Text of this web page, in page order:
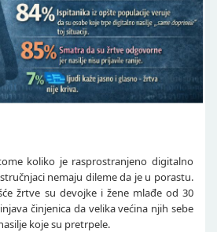
koliko je rasprostranjeno digitalno
nemaju dileme da je u porastu.
žrtve su devojke i žene mlađe od 30
činjenica da velika većina njih sebe
koje su pretrpele.